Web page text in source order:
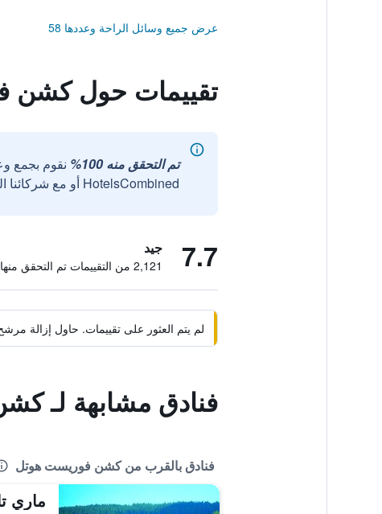
عرض جميع وسائل الراحة وعددها 58
تقييمات حول كشن
تم التحقق منه 100%
نقوم بجمع
HotelsCombined أو مع شركائنا الخارجيين الموثوقين.
7.7 جيد
2,121 من التقييمات تم التحقق منها
لم يتم العثور على تقييمات. حاول إزالة
فنادق مشابهة لـ
فنادق بالقرب من كشن فوريست هوتل